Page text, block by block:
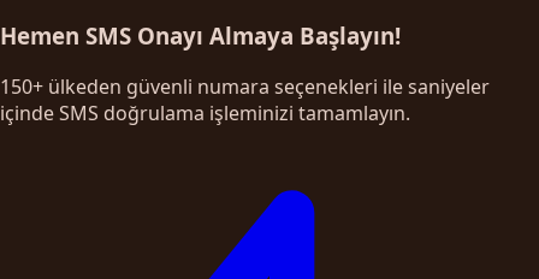
Hemen SMS Onayı Almaya Başlayın!
150+ ülkeden güvenli numara seçenekleri ile saniyeler
içinde SMS doğrulama işleminizi tamamlayın.